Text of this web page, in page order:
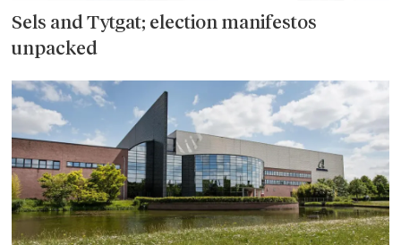
Sels and Tytgat; election manifestos
unpacked